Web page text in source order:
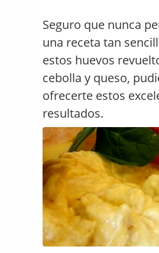
Seguro que nunca
una receta tan
estos huevos
cebolla y queso,
ofrecerte estos
resultados.